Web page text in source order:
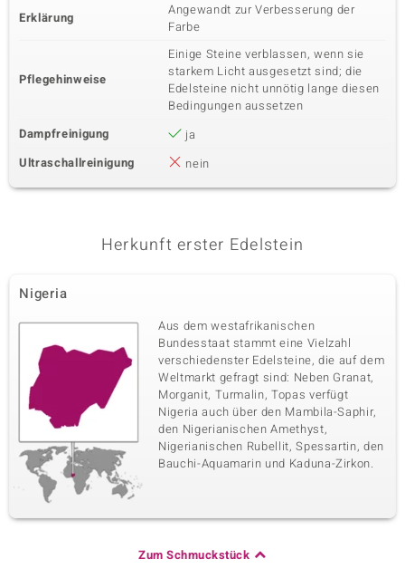
Erklärung
Angewandt zur Verbesserung der
Farbe
Pflegehinweise
Einige Steine verblassen, wenn sie
starkem Licht ausgesetzt sind; die
Edelsteine nicht unnötig lange diesen
Bedingungen aussetzen
Dampfreinigung
ja
Ultraschallreinigung
nein
Herkunft erster Edelstein
Nigeria
Aus dem westafrikanischen
Bundesstaat stammt eine Vielzahl
verschiedenster Edelsteine, die auf dem
Weltmarkt gefragt sind: Neben Granat,
Morganit, Turmalin, Topas verfügt
Nigeria auch über den Mambila-Saphir,
den Nigerianischen Amethyst,
Nigerianischen Rubellit, Spessartin, den
Bauchi-Aquamarin und Kaduna-Zirkon.
Zum Schmuckstück